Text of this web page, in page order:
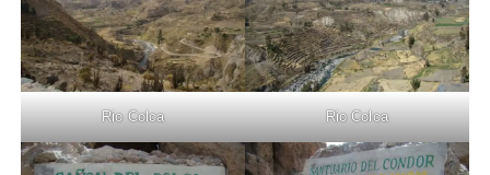
Rio Colca Rio Colca